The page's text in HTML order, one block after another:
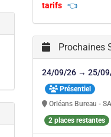
tarifs 👈
Prochaines
24/09/26 → 25/
Présentiel
Orléans Bureau -
2 places restantes